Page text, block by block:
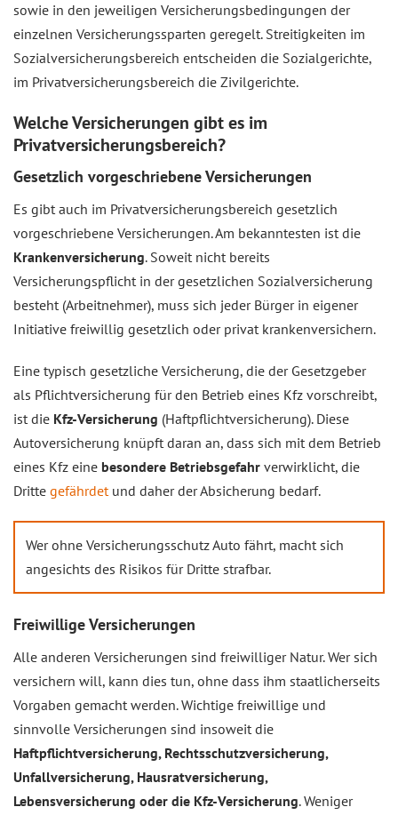
sowie in den jeweiligen Versicherungsbedingungen der
einzelnen Versicherungssparten geregelt. Streitigkeiten im
Sozialversicherungsbereich entscheiden die Sozialgerichte,
im Privatversicherungsbereich die Zivilgerichte.
Welche Versicherungen gibt es im
Privatversicherungsbereich?
Gesetzlich vorgeschriebene Versicherungen
Es gibt auch im Privatversicherungsbereich gesetzlich
vorgeschriebene Versicherungen. Am bekanntesten ist die
Krankenversicherung. Soweit nicht bereits
Versicherungspflicht in der gesetzlichen Sozialversicherung
besteht (Arbeitnehmer), muss sich jeder Bürger in eigener
Initiative freiwillig gesetzlich oder privat krankenversichern.
Eine typisch gesetzliche Versicherung, die der Gesetzgeber
als Pflichtversicherung für den Betrieb eines Kfz vorschreibt,
ist die Kfz-Versicherung (Haftpflichtversicherung). Diese
Autoversicherung knüpft daran an, dass sich mit dem Betrieb
eines Kfz eine besondere Betriebsgefahr verwirklicht, die
Dritte gefährdetund daher der Absicherung bedarf.
Wer ohne Versicherungsschutz Auto fährt, macht sich
angesichts des Risikos für Dritte strafbar.
Freiwillige Versicherungen
Alle anderen Versicherungen sind freiwilliger Natur. Wer sich
versichern will, kann dies tun, ohne dass ihm staatlicherseits
Vorgaben gemacht werden. Wichtige freiwillige und
sinnvolle Versicherungen sind insoweit die
Haftpflichtversicherung, Rechtsschutzversicherung,
Unfallversicherung, Hausratversicherung,
Lebensversicherung oder die Kfz-Versicherung. Weniger